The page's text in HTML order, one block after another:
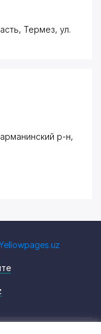
Термез, ул.
р-н,